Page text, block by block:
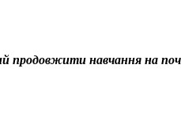
продовжити навчання на